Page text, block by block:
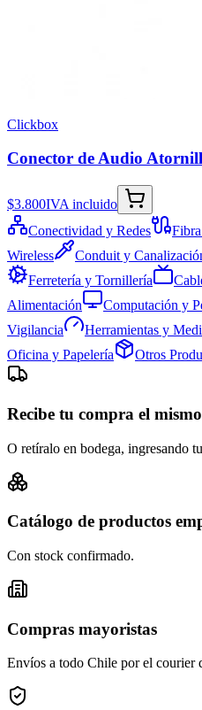
Clickbox
Conector de Audio
$3.800IVA incluido
Conectividad y Redes
Wireless
Conduit y
Ferretería y Tornillería
Alimentación
Computación y
Vigilancia
Herramientas y
Oficina y Papelería
Otros
Recibe tu compra el
O retíralo en bodega, ingresando
Catálogo de productos
Con stock confirmado.
Compras mayoristas
Envíos a todo Chile por el courier